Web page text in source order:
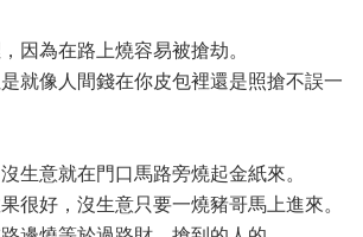
因為在路上燒容易被搶劫。
就像人間錢在你皮包裡還是照搶不誤一
生意就在門口馬路旁燒起金紙來。
很好，沒生意只要一燒豬哥馬上進來。